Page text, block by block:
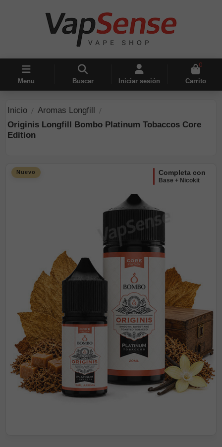
Menu Buscar Iniciar sesión
0
Carrito
Inicio
Aromas Longfill
Originis Longfill Bombo Platinum Tobaccos Core
Edition
Nuevo completa con
Base + Nicokit